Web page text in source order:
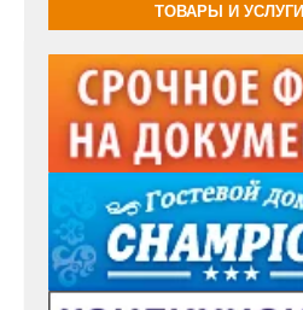
ТОВАРЫ И УСЛУГИ